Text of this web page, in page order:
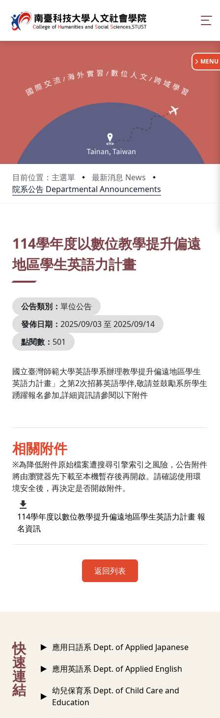
目前位置：主選單
最新消息 News
院系公告 Departmental Announcements
:::
MENU
114學年度以數位教學提升偏遠
地區學生英語力計畫
公告類別： 單位公告
發佈日期： 2025/09/03 至 2025/09/14
點閱數： 501
國立臺灣師範大學英語學系辦理教學提升偏遠地區學生
英語力計畫」之第2次招募英語學伴,敬請並鼓勵系所學生
踴躍報名參加,詳細資訊請參閱以下附件
相關附件
※為降低附件原始檔案遭搜尋引擎索引之風險，公告附件
將由瀏覽器先下載至本機暫存後再開啟。請確認使用環
境安全後，再決定是否開啟附件。
114學年度以數位教學提升偏遠地區學生英語力計畫 報
名資訊
返回列表
快
速
連
結
應用日語系 Dept. of Applied Japanese
應用英語系 Dept. of Applied English
幼兒保育系 Dept. of Child Care and
Education